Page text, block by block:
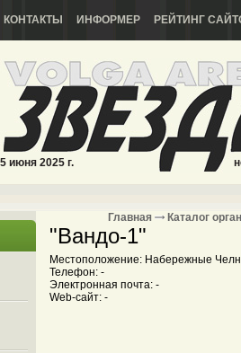
КОНТАКТЫ ИНФОРМЕР РЕЙТИНГ
5 июня 2025 г.
Главная Каталог
"Вандо-1"
Местоположение: Набережные
Телефон: -
Электронная почта: -
Web-сайт: -